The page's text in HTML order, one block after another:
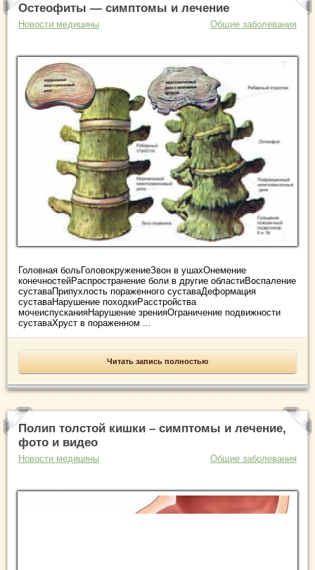
Остеофиты — симптомы и лечение
Новости медицины Общие заболевания
Головная больГоловокружениеЗвон в ушахОнемение
конечностейРаспространение боли в другие областиВоспаление
суставаПрипухлость пораженного суставаДеформация
суставаНарушение походкиРасстройства
мочеиспусканияНарушение зренияОграничение подвижности
суставаХруст в пораженном ...
Читать запись полностью
Полип толстой кишки – симптомы и лечение,
фото и видео
Новости медицины Общие заболевания